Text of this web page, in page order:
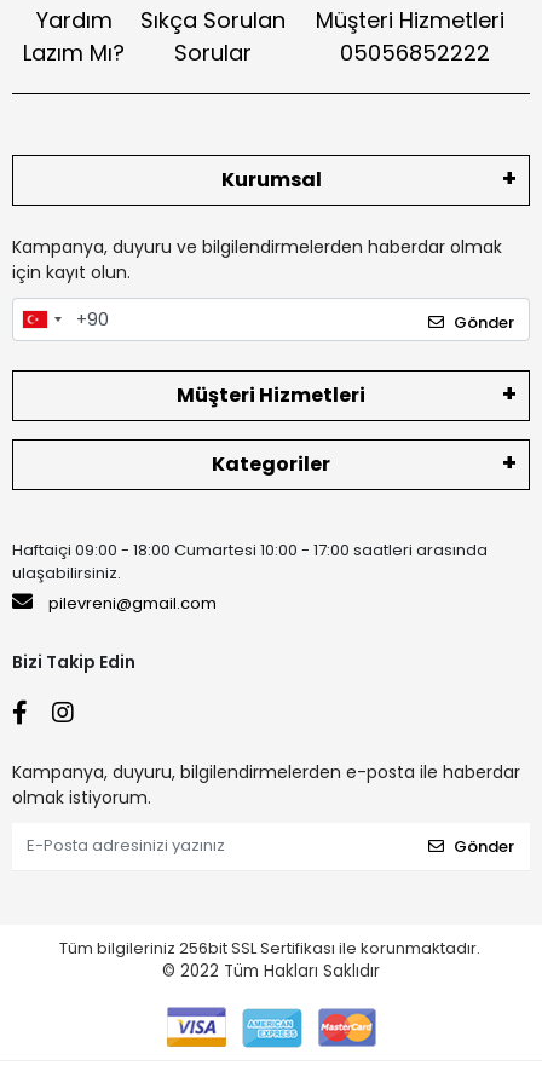
Yardım
Lazım Mı?
Sıkça Sorulan
Sorular
Müşteri Hizmetleri
05056852222
Kurumsal
Kampanya, duyuru ve bilgilendirmelerden haberdar olmak
için kayıt olun.
Gönder
Müşteri Hizmetleri
Kategoriler
Haftaiçi 09:00 - 18:00 Cumartesi 10:00 - 17:00 saatleri arasında
ulaşabilirsiniz.
pilevreni@gmail.com
Bizi Takip Edin
Kampanya, duyuru, bilgilendirmelerden e-posta ile haberdar
olmak istiyorum.
Gönder
Tüm bilgileriniz 256bit SSL Sertifikası ile korunmaktadır.
© 2022 Tüm Hakları Saklıdır